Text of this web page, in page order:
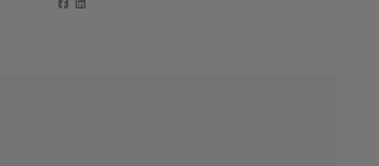
Facebook
LinkedIn